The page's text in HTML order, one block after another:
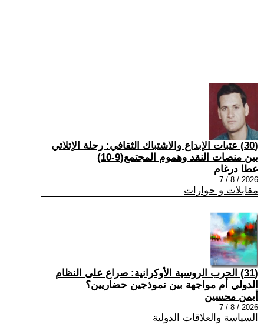
(30) عتبات الإبداع والاشتباك الثقافي: رحلة الإتلاتي
بين منصات النقد وهموم المجتمع(9-10)
عطا درغام
2026 / 8 / 7
مقابلات و حوارات
(31) الحرب الروسية الأوكرانية: صراع على النظام
الدولي أم مواجهة بين نموذجين حضاريين؟
أيمن محسين
2026 / 8 / 7
السياسة والعلاقات الدولية